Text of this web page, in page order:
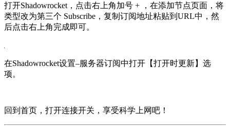
打开Shadowrocket，点击右上角加号 + ，在添加节点页面，将
类型改为第三个 Subscribe，复制订阅地址粘贴到URL中，然
后点击右上角完成即可。
在Shadowrocket设置–服务器订阅中打开【打开时更新】选
项。
回到首页，打开连接开关，享受科学上网吧！